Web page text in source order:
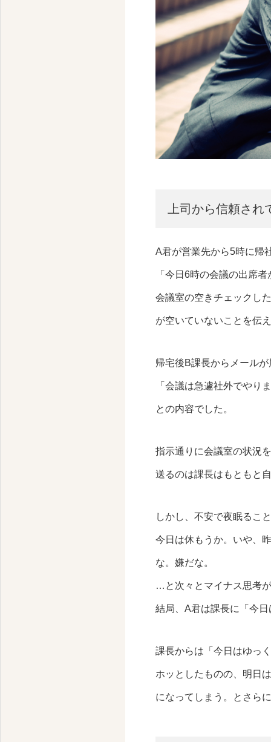
上司から信頼され
A君が営業先から5時に帰
「今日6時の会議の出席
会議室の空きチェックし
が空いていないことを伝
帰宅後B課長からメール
「会議は急遽社外でやり
との内容でした。
指示通りに会議室の状況
送るのは課長はもともと
しかし、不安で夜眠るこ
今日は休もうか。いや、
な。嫌だな。
…と次々とマイナス思考
結局、A君は課長に「今
課長からは「今日はゆっ
ホッとしたものの、明日
になってしまう。とさら